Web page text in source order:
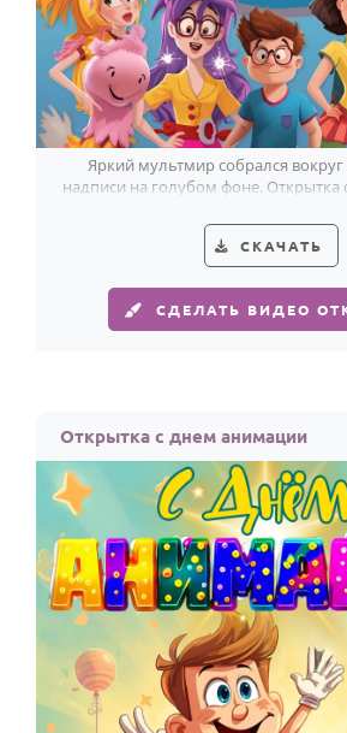
Яркий мультмир собрался
надписи на голубом фоне.
СКАЧАТЬ
СДЕЛАТЬ ВИДЕО
Открытка с днем анимации